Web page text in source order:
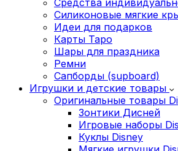
Силиконовые мягкие
Идеи для подарков
Карты Таро
Шары для праздника
Ремни
Сапборды (supboard)
Игрушки и детские товары
Оригинальные товары
Зонтики Дисней
Игровые наборы
Куклы Disney